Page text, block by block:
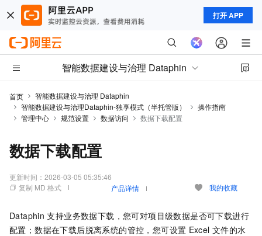
打开 APP
智能数据建设与治理 Dataphin
首页
智能数据建设与治理 Dataphin
智能数据建设与治理Dataphin-独享模式（半托管版）
操作指南
管理中心
规范设置 数据访问 数据下载配置
数据下载配置
更新时间： 2026-03-05 05:35:46
复制 MD 格式
产品详情 我的收藏
Dataphin 支持业务数据下载，您可对项目级数据是否可下载进行
配置；数据在下载后脱离系统的管控，您可设置 Excel 文件的水